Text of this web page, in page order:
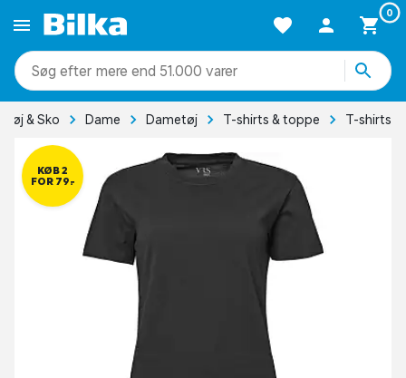
0
mere end 51.000 varer
Tøj & Sko Dame Dametøj T-shirts & toppe T-shirts
KØB 2
FOR 79,-